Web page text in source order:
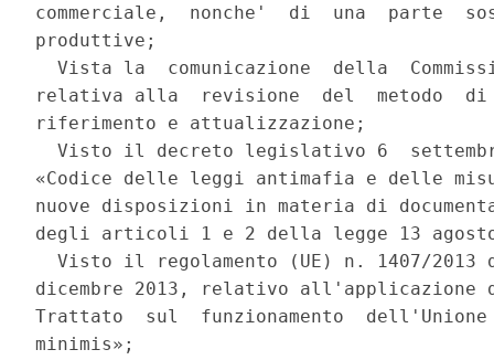
commerciale,  nonche'  di  una  parte
produttive;
Vista la  comunicazione  della
relativa alla  revisione  del  metodo
riferimento e attualizzazione;
Visto il decreto legislativo 6
«Codice delle leggi antimafia e delle
nuove disposizioni in materia di
degli articoli 1 e 2 della legge 13
Visto il regolamento (UE) n. 1407/2013
dicembre 2013, relativo
Trattato  sul  funzionamento
minimis»;